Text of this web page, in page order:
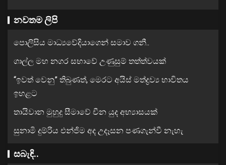
නවතම ලිපි
පොලිසිය මාධ්‍යවේදියාගෙන් සමාව ගනී..
ගාල්ල මහ නගර සභාවේ උණුසුම් තත්ත්වයක්
“ඉවත් වෙනු” තිබුණත්, මෙරට අයිස් මත්ද්‍රව්‍ය භාවිතය
ඉහළට
තායිවාන මුහුදු සීමාවේ චීන යුද අභ්‍යාසයක්
සුනාමි දුම්රිය එන්ජිම අද උදෑසන පණගැන්වී නැහැ
සබැඳි..